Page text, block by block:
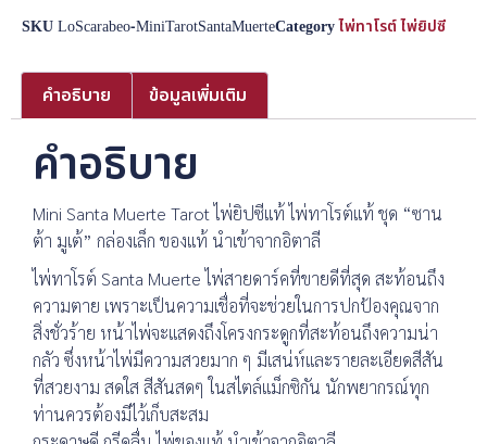
SKULoScarabeo-MiniTarotSantaMuerteCategoryไพ่ทาโรต์ ไพ่ยิปซี
คำอธิบาย ข้อมูลเพิ่มเติม
คำอธิบาย
Mini Santa Muerte Tarot ไพ่ยิปซีแท้ ไพ่ทาโรต์แท้ ชุด “ซาน
ต้า มูเต้” กล่องเล็ก ของแท้ นำเข้าจากอิตาลี
ไพ่ทาโรต์ Santa Muerte ไพ่สายดาร์คที่ขายดีที่สุด สะท้อนถึง
ความตาย เพราะเป็นความเชื่อที่จะช่วยในการปกป้องคุณจาก
สิ่งชั่วร้าย หน้าไพ่จะแสดงถึงโครงกระดูกที่สะท้อนถึงความน่า
กลัว ซึ่งหน้าไพ่มีความสวยมาก ๆ มีเสน่ห์และรายละเอียดสีสัน
ที่สวยงาม สดใส สีสันสดๆ ในสไตล์แม็กซิกัน นักพยากรณ์ทุก
ท่านควรต้องมีไว้เก็บสะสม